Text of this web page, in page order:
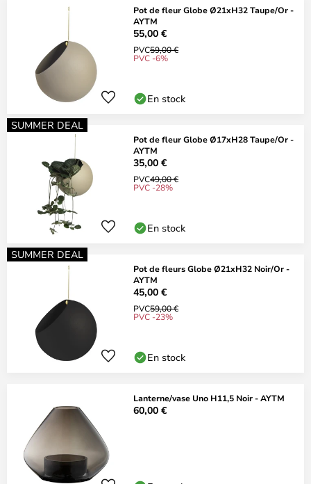
Pot de fleur Globe Ø21xH32 Taupe/Or -
AYTM
55,00 €
PVC59,00 €
PVC -6%
En stock
SUMMER DEAL
Pot de fleur Globe Ø17xH28 Taupe/Or -
AYTM
35,00 €
PVC49,00 €
PVC -28%
En stock
SUMMER DEAL
Pot de fleurs Globe Ø21xH32 Noir/Or -
AYTM
45,00 €
PVC59,00 €
PVC -23%
En stock
Lanterne/vase Uno H11,5 Noir - AYTM
60,00 €